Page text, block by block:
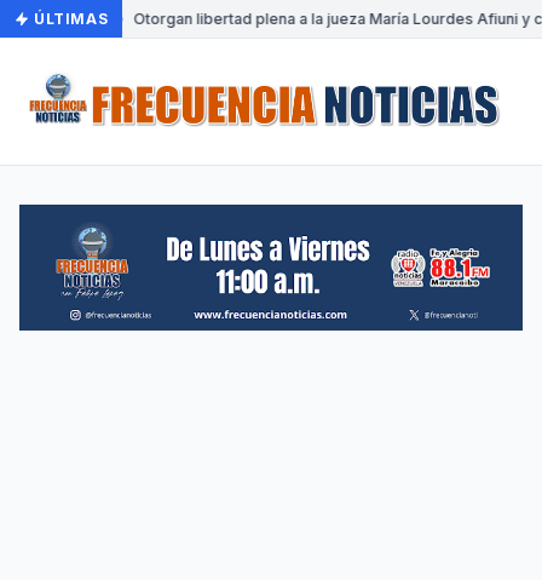
ÚLTIMAS Otorgan libertad plena a la jueza María Lourdes Afiuni y